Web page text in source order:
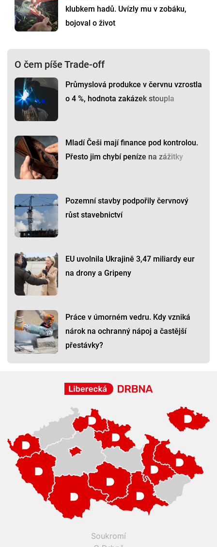
klubkem hadů. Uvízly mu v zobáku,
bojoval o život
O čem píše Trade-off
Průmyslová produkce v červnu vzrostla
o 4 %, hodnota zakázek stoupla
Mladí Češi mají finance pod kontrolou.
Přesto jim chybí peníze na zážitky
Pozemní stavby podpořily červnový
růst stavebnictví
EU uvolnila Ukrajině 3,47 miliardy eur
na drony a Gripeny
Práce v úmorném vedru. Kdy vzniká
nárok na ochranný nápoj a častější
přestávky?
Soukromí